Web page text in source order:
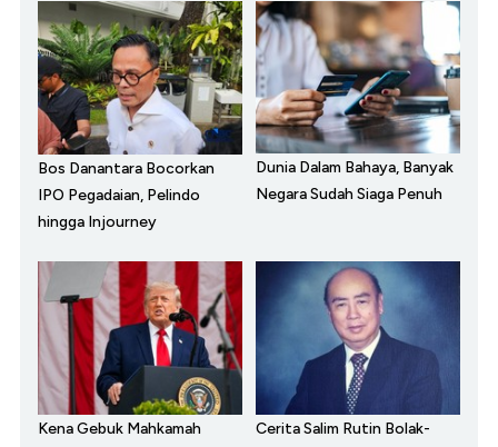
Bos Danantara Bocorkan
IPO Pegadaian, Pelindo
hingga Injourney
Dunia Dalam Bahaya, Banyak
Negara Sudah Siaga Penuh
Kena Gebuk Mahkamah
Cerita Salim Rutin Bolak-